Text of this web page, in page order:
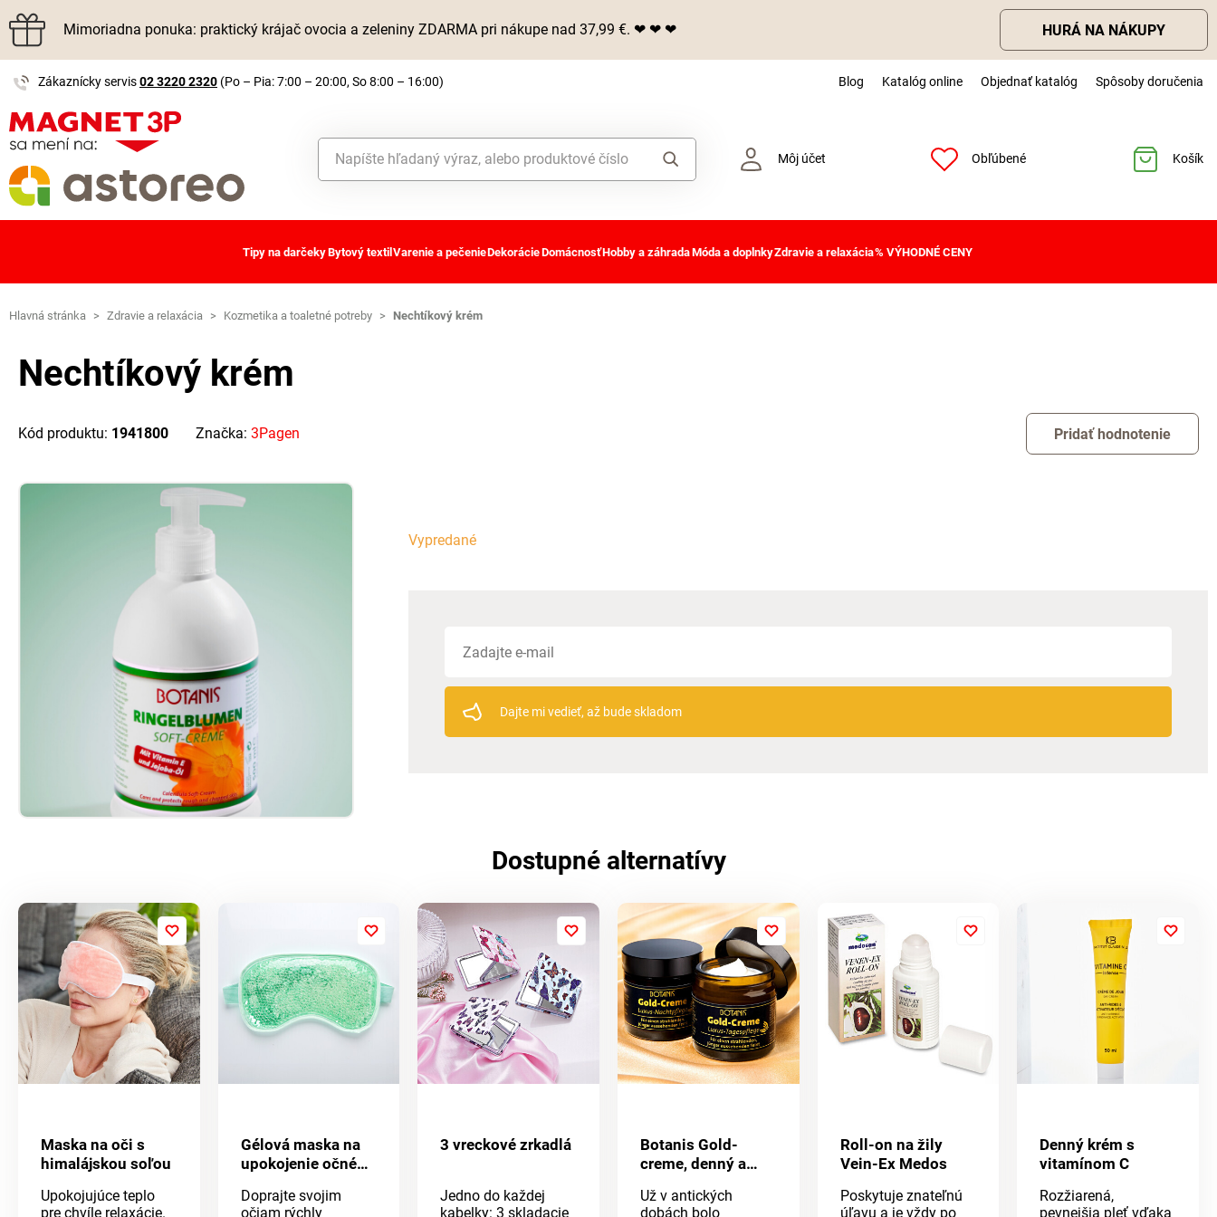
Mimoriadna ponuka: praktický krájač ovocia a zeleniny ZDARMA pri nákupe nad 37,99 €. ❤ ❤ ❤ HURÁ NA NÁKUPY
Zákaznícky servis02 3220 2320 (Po – Pia: 7:00 – 20:00, So 8:00 – 16:00) Blog Katalóg online Objednať katalóg Spôsoby doručenia
Môj účet Obľúbené Košík
Tipy na darčekyBytový textil Varenie a pečenieDekorácieDomácnosťHobby a záhradaMóda a doplnkyZdravie a relaxácia% VÝHODNÉ CENY
Hlavná stránka > Zdravie a relaxácia > Kozmetika a toaletné potreby > Nechtíkový krém
Nechtíkový krém
Kód produktu: 1941800 Značka: 3Pagen Pridať hodnotenie
Vypredané
Dajte mi vedieť, až bude skladom
Dostupné alternatívy
Maska na oči s
himalájskou soľou
Upokojujúce teplo
pre chvíle relaxácie.
Gélová maska ​​na
upokojenie očného
Doprajte svojim
očiam rýchly
3 vreckové zrkadlá
Jedno do každej
kabelky: 3 skladacie
Botanis Gold-
creme, denný a
Už v antických
dobách bolo
Roll-on na žily
Vein-Ex Medos
Poskytuje znateľnú
úľavu a je vždy po
Denný krém s
vitamínom C
Rozžiarená,
pevnejšia pleť vďaka